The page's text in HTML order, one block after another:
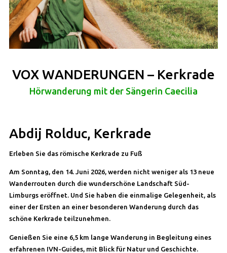
VOX WANDERUNGEN – Kerkrade
Hörwanderung mit der Sängerin Caecilia
Abdij Rolduc, Kerkrade
Erleben Sie das römische Kerkrade zu Fuß
Am Sonntag, den 14. Juni 2026, werden nicht weniger als 13 neue
Wanderrouten durch die wunderschöne Landschaft Süd-
Limburgs eröffnet. Und Sie haben die einmalige Gelegenheit, als
einer der Ersten an einer besonderen Wanderung durch das
schöne Kerkrade teilzunehmen.
Genießen Sie eine 6,5 km lange Wanderung in Begleitung eines
erfahrenen IVN-Guides, mit Blick für Natur und Geschichte.